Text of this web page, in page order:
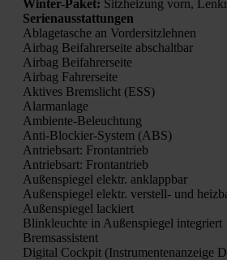
Win­ter-Paket: Sitz­hei­zung vorn,
Seri­en­aus­stat­tun­gen
Abla­ge­ta­sche an Vor­der­sitz­leh­nen
Air­bag Bei­fah­rer­sei­te abschalt­bar
Air­bag Bei­fah­rer­sei­te
Air­bag Fah­rer­sei­te
Akti­ves Brems­licht (ESS)
Alarm­an­la­ge
Ambi­en­te-Beleuch­tung
Anti-Blo­ckier-Sys­tem (ABS)
Antriebs­art: Front­an­trieb
Antriebs­art: Front­an­trieb
Außen­spie­gel elektr. anklapp­bar
Außen­spie­gel elektr. ver­stell- und
Außen­spie­gel lackiert
Blink­leuch­te in Außen­spie­gel inte­griert
Brems­as­sis­tent
Digi­tal Cock­pit (Instru­men­ten­an­zei­ge